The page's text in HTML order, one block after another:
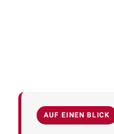
AUF EINEN BLICK